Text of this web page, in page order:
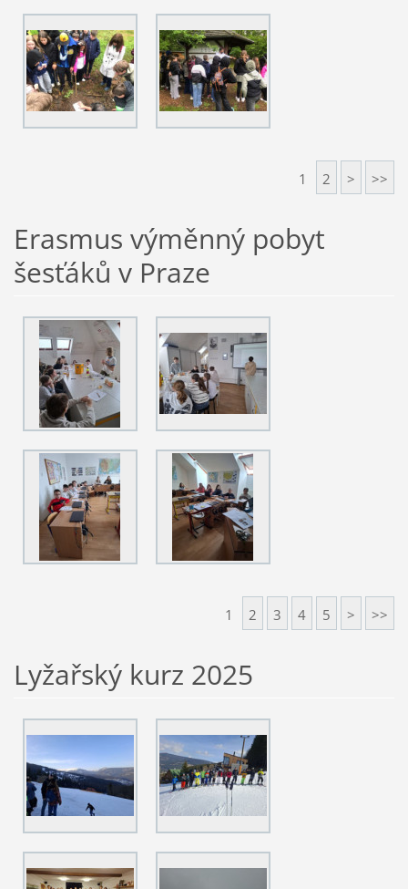
1 2 > >>
Erasmus výměnný pobyt
šesťáků v Praze
1 2 3 4 5 > >>
Lyžařský kurz 2025